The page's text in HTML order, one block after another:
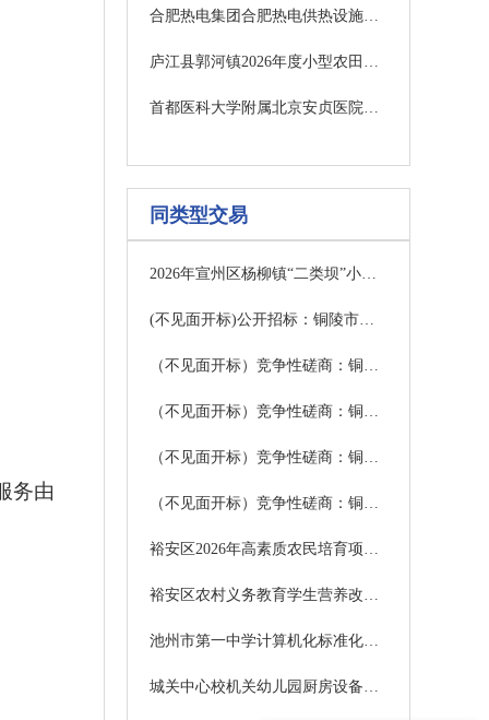
务由
合肥热电集团合肥热电供热设施建设改造三期工程安能分公司环保设备性能升级改造项目
庐江县郭河镇2026年度小型农田水利工程及基础设施管护竞争性磋商公告
首都医科大学附属北京安贞医院安徽医院一次性使用心脏脉冲电场消融导管、经导管二尖瓣夹系统配送服务项目比选公告
同类型交易
2026年宣州区杨柳镇“二类坝”小型水库加固提升项目成交结果公告
(不见面开标)公开招标：铜陵市郊区中小学、公办幼儿园保安服务项目招标公告
（不见面开标）竞争性磋商：铜陵市涌银广场物业服务项目（三次）竞争性磋商公告
（不见面开标）竞争性磋商：铜陵市立医院智慧体检一体化协作平台采购项目竞争性磋商公告
（不见面开标）竞争性磋商：铜陵市第一中学食堂委托经营项目竞争性磋商公告
（不见面开标）竞争性磋商：铜陵市第一中学智慧操场项目（二次）竞争性磋商公告
裕安区2026年高素质农民培育项目竞争性磋商公告
裕安区农村义务教育学生营养改善计划2026-2027学年度大米采购项目公开招标公告
池州市第一中学计算机化标准化考场建设招标公告
城关中心校机关幼儿园厨房设备采购项目公开招标公告